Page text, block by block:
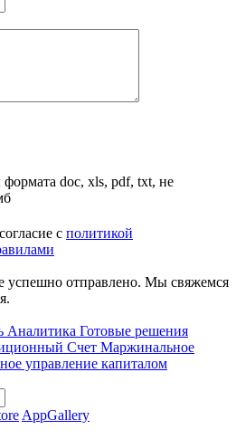
doc, xls, pdf, txt, не
с политикой
успешно отправлено. Мы свяжемся
Аналитика Готовые решения
Счет Маржинальное
управление капиталом
AppGallery